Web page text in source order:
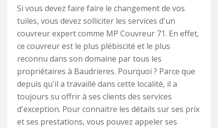
Si vous devez faire faire le changement de vos
tuiles, vous devez solliciter les services d'un
couvreur expert comme MP Couvreur 71. En effet,
ce couvreur est le plus plébiscité et le plus
reconnu dans son domaine par tous les
propriétaires à Baudrieres. Pourquoi ? Parce que
depuis qu'il a travaillé dans cette localité, il a
toujours su offrir à ses clients des services
d'exception. Pour connaitre les détails sur ses prix
et ses prestations, vous pouvez appeler ses